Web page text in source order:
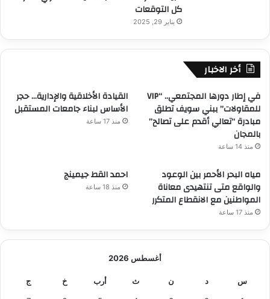
كل التوقعات
يناير 29, 2025
أخر الاخبار
في إطار دورها المجتمعي.. “VIP
للمقاولات” ببني سويف تطلق
مبادرة “تعالي أقدم على تصالح”
بالمجان
منذ 14 ساعة
القيادة الأخلاقية والإدارية… حجر
الأساس لبناء جامعات المستقبل
منذ 17 ساعة
مياه البحر الأحمر بين الوعود
والواقع متى تنتهيدى معاناة
المواطنين مع الانقطاع المتكرر
منذ 17 ساعة
احمد القط جيمينج
منذ 18 ساعة
أغسطس 2026
س د ن ث أرب خ ج